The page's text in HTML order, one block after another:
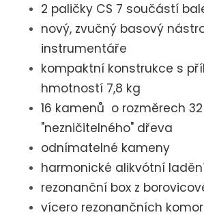
2 paličky CS 7 součástí
nový, zvučný basový
instrumentáře
kompaktní konstrukce s
hmotností 7,8 kg
16 kamenů o rozměrech 32
"nezničitelného" dřeva
odnímatelné kameny
harmonické alikvótní
rezonanční box z
vícero rezonančních